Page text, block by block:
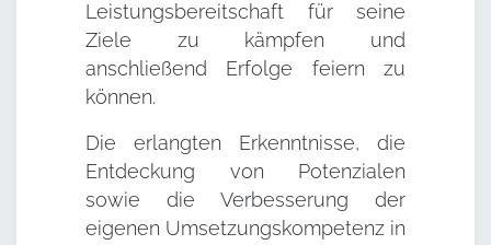
Leistungsbereitschaft für seine
Ziele zu kämpfen und
anschließend Erfolge feiern zu
können.
Die erlangten Erkenntnisse, die
Entdeckung von Potenzialen
sowie die Verbesserung der
eigenen Umsetzungskompetenz in